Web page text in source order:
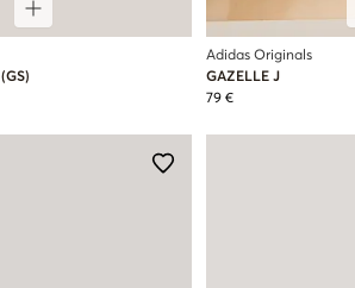
Adidas Originals
GAZELLE J
79 €